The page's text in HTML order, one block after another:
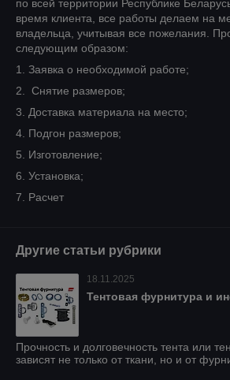
по всей территории Республике
время клиента, все работы делаем на
владельца, учитывая все пожелания.
следующим образом:
1. Заявка о необходимой работе;
2. Снятие размеров;
3. Доставка материала на место;
4. Подгон размеров;
5. Изготовление;
6. Установка;
7. Расчет
Другие статьи рубрики
18.11.2025
Тентовая фурнитура и
Прочность и долговечность тента или
зависят не только от ткани, но и от